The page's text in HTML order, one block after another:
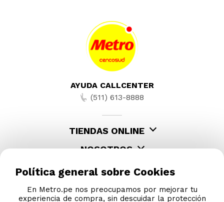
16.90
-10 %
Barbie Muñeca Animalitos con Globos
S/ 107. 91
Política general sobre Cookies
En Metro.pe nos preocupamos por mejorar tu
experiencia de compra, sin descuidar la protección